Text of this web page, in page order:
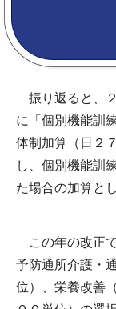
振り返ると、
に「個別機能訓
体制加算（日２
し、個別機能訓
た場合の加算と
この年の改正
予防通所介護・
位）、栄養改善